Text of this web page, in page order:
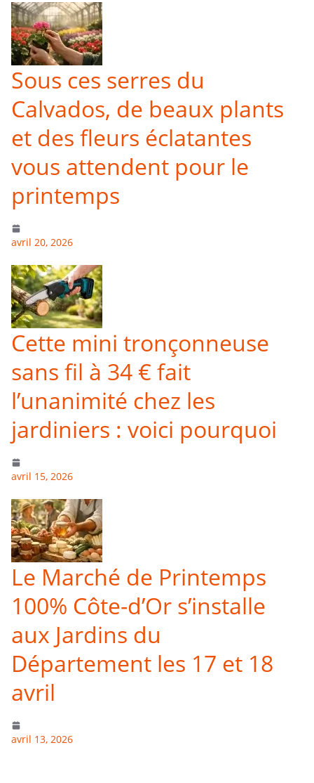
Sous ces serres du
Calvados, de beaux plants
et des fleurs éclatantes
vous attendent pour le
printemps
avril 20, 2026
Cette mini tronçonneuse
sans fil à 34 € fait
l’unanimité chez les
jardiniers : voici pourquoi
avril 15, 2026
Le Marché de Printemps
100% Côte-d’Or s’installe
aux Jardins du
Département les 17 et 18
avril
avril 13, 2026